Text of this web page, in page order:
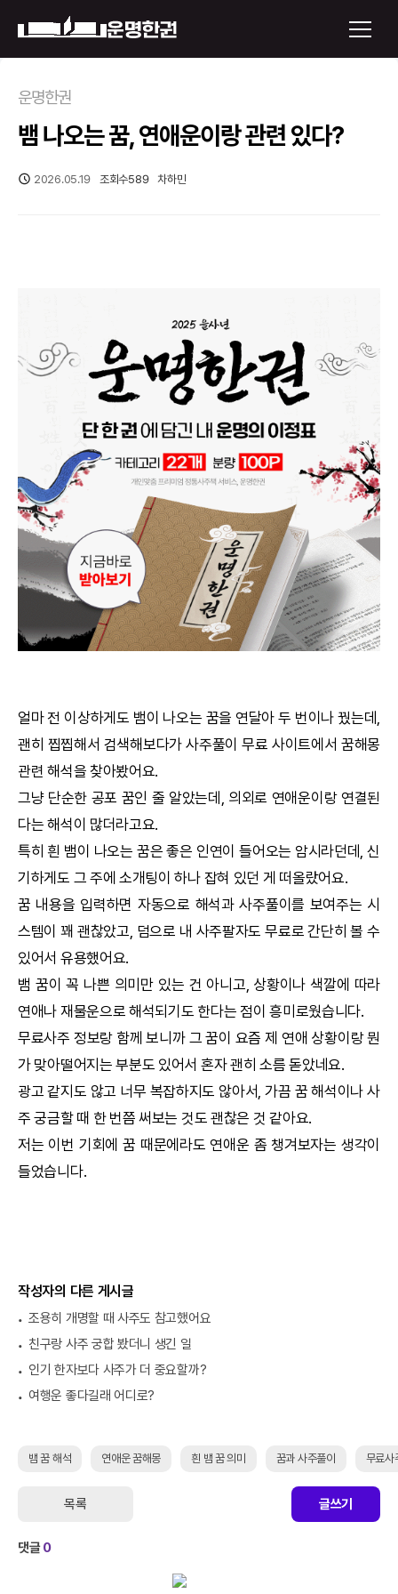
운명한권 보기
미래 배우자 얼굴
오늘의 운세
택일
작명
꿈해몽
문의사항
운명한권
뱀 나오는 꿈, 연애운이랑 관련 있다?
2026.05.19 조회수589 차하민
얼마 전 이상하게도 뱀이 나오는 꿈을 연달아 두 번이나 꿨는데,
괜히 찝찝해서 검색해보다가 사주풀이 무료 사이트에서 꿈해몽
관련 해석을 찾아봤어요.
그냥 단순한 공포 꿈인 줄 알았는데, 의외로 연애운이랑 연결된
다는 해석이 많더라고요.
특히 흰 뱀이 나오는 꿈은 좋은 인연이 들어오는 암시라던데, 신
기하게도 그 주에 소개팅이 하나 잡혀 있던 게 떠올랐어요.
꿈 내용을 입력하면 자동으로 해석과 사주풀이를 보여주는 시
스템이 꽤 괜찮았고, 덤으로 내 사주팔자도 무료로 간단히 볼 수
있어서 유용했어요.
뱀 꿈이 꼭 나쁜 의미만 있는 건 아니고, 상황이나 색깔에 따라
연애나 재물운으로 해석되기도 한다는 점이 흥미로웠습니다.
무료사주 정보랑 함께 보니까 그 꿈이 요즘 제 연애 상황이랑 뭔
가 맞아떨어지는 부분도 있어서 혼자 괜히 소름 돋았네요.
광고 같지도 않고 너무 복잡하지도 않아서, 가끔 꿈 해석이나 사
주 궁금할 때 한 번쯤 써보는 것도 괜찮은 것 같아요.
저는 이번 기회에 꿈 때문에라도 연애운 좀 챙겨보자는 생각이
들었습니다.
작성자의 다른 게시글
조용히 개명할 때 사주도 참고했어요
친구랑 사주 궁합 봤더니 생긴 일
인기 한자보다 사주가 더 중요할까?
여행운 좋다길래 어디로?
뱀 꿈 해석 연애운 꿈해몽 흰 뱀 꿈 의미 꿈과 사주풀이 무료사
목록 글쓰기
댓글0